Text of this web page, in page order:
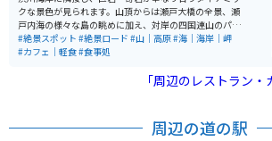
クな景色が見られます。山頂からは瀬戸大橋の全景、瀬
戸内海の様々な島の眺めに加え、対岸の四国連山のパノ
ラマが一望できるビュースポットです。
#絶景スポット #絶景ロード #山｜高原#海｜海岸｜岬
#カフェ｜軽食#食事処
「周辺のレストラン
周辺の道の駅